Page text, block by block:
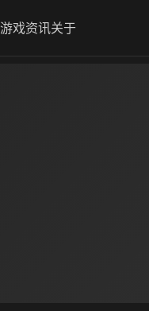
游戏资讯关于